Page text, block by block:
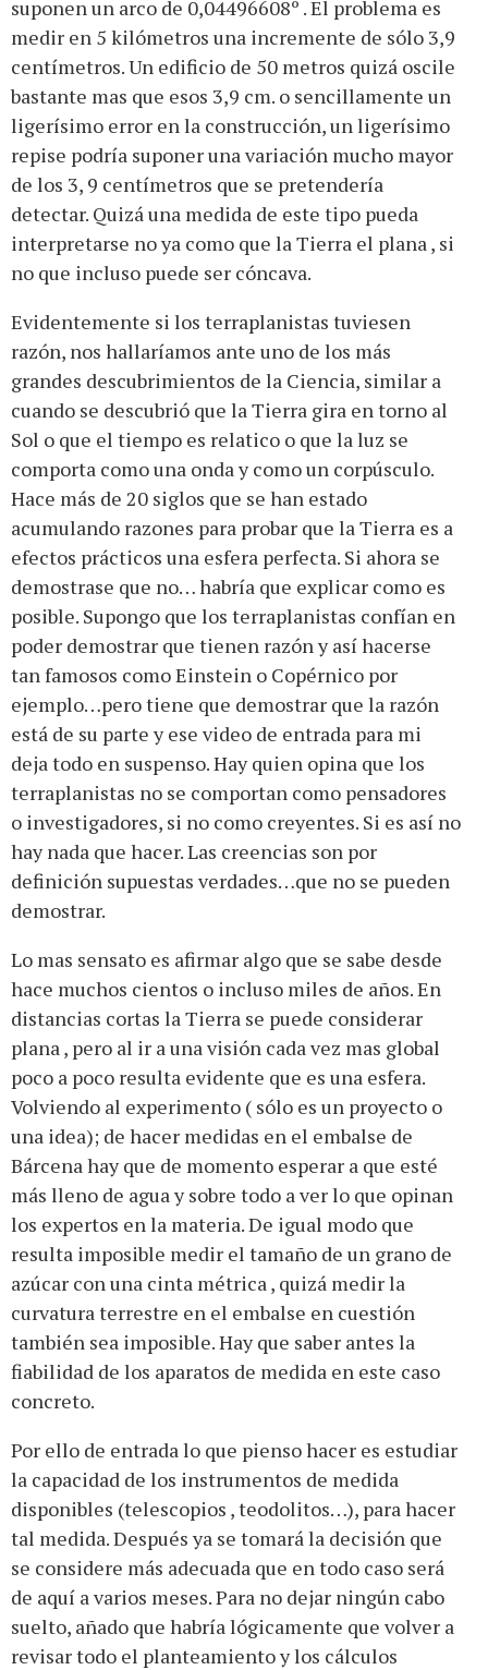
suponen un arco de 0,04496608º . El problema es
medir en 5 kilómetros una incremente de sólo 3,9
centímetros. Un edificio de 50 metros quizá oscile
bastante mas que esos 3,9 cm. o sencillamente un
ligerísimo error en la construcción, un ligerísimo
repise podría suponer una variación mucho mayor
de los 3, 9 centímetros que se pretendería
detectar. Quizá una medida de este tipo pueda
interpretarse no ya como que la Tierra el plana , si
no que incluso puede ser cóncava.
Evidentemente si los terraplanistas tuviesen
razón, nos hallaríamos ante uno de los más
grandes descubrimientos de la Ciencia, similar a
cuando se descubrió que la Tierra gira en torno al
Sol o que el tiempo es relatico o que la luz se
comporta como una onda y como un corpúsculo.
Hace más de 20 siglos que se han estado
acumulando razones para probar que la Tierra es a
efectos prácticos una esfera perfecta. Si ahora se
demostrase que no… habría que explicar como es
posible. Supongo que los terraplanistas confían en
poder demostrar que tienen razón y así hacerse
tan famosos como Einstein o Copérnico por
ejemplo…pero tiene que demostrar que la razón
está de su parte y ese video de entrada para mi
deja todo en suspenso. Hay quien opina que los
terraplanistas no se comportan como pensadores
o investigadores, si no como creyentes. Si es así no
hay nada que hacer. Las creencias son por
definición supuestas verdades…que no se pueden
demostrar.
Lo mas sensato es afirmar algo que se sabe desde
hace muchos cientos o incluso miles de años. En
distancias cortas la Tierra se puede considerar
plana , pero al ir a una visión cada vez mas global
poco a poco resulta evidente que es una esfera.
Volviendo al experimento ( sólo es un proyecto o
una idea); de hacer medidas en el embalse de
Bárcena hay que de momento esperar a que esté
más lleno de agua y sobre todo a ver lo que opinan
los expertos en la materia. De igual modo que
resulta imposible medir el tamaño de un grano de
azúcar con una cinta métrica , quizá medir la
curvatura terrestre en el embalse en cuestión
también sea imposible. Hay que saber antes la
fiabilidad de los aparatos de medida en este caso
concreto.
Por ello de entrada lo que pienso hacer es estudiar
la capacidad de los instrumentos de medida
disponibles (telescopios , teodolitos…), para hacer
tal medida. Después ya se tomará la decisión que
se considere más adecuada que en todo caso será
de aquí a varios meses. Para no dejar ningún cabo
suelto, añado que habría lógicamente que volver a
revisar todo el planteamiento y los cálculos